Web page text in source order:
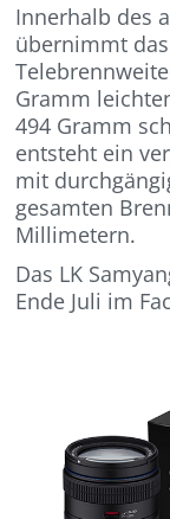
Innerhalb des
übernimmt das
Gramm
494 Gramm
entsteht ein
mit
gesamten
Millimetern.
Das LK
Ende Juli im